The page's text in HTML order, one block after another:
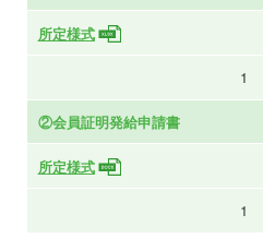
所定様式
1
②会員証明発給申請書
所定様式
1